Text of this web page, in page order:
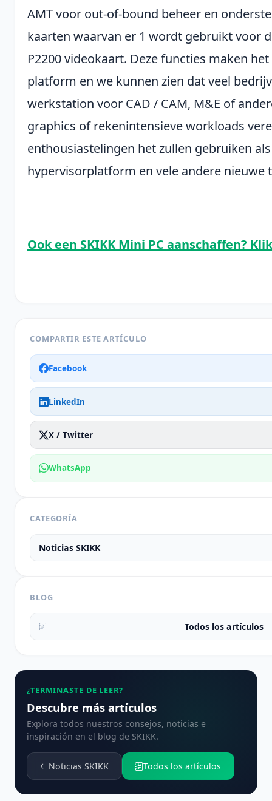
AMT voor out-of-bound beheer en
kaarten waarvan er 1 wordt gebruikt voor
P2200 videokaart. Deze functies maken
platform en we kunnen zien dat veel
werkstation voor CAD / CAM, M&E of
graphics of rekenintensieve workloads
enthousiastelingen het zullen gebruiken
hypervisorplatform en vele andere nieuwe
Ook een SKIKK Mini PC aanschaffen?
COMPARTIR ESTE ARTÍCULO
Facebook
LinkedIn
X / Twitter
WhatsApp
CATEGORÍA
Noticias SKIKK
BLOG
Todos los artículos
¿TERMINASTE DE LEER?
Descubre más artículos
Explora todos nuestros consejos, noticias e
inspiración en el blog de SKIKK.
Noticias SKIKK Todos los artículos